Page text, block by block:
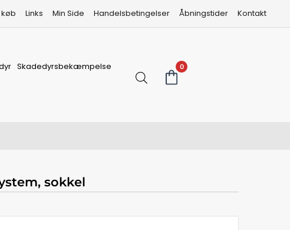
Links Min Side Handelsbetingelser Åbningstider Kontakt
Skadedyrsbekæmpelse
0
sokkel